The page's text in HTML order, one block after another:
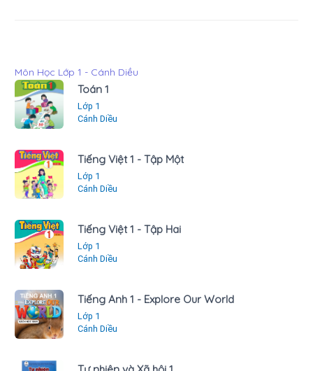
Môn Học Lớp 1 - Cánh Diều
Toán 1
Lớp 1
Cánh Diều
Tiếng Việt 1 - Tập Một
Lớp 1
Cánh Diều
Tiếng Việt 1 - Tập Hai
Lớp 1
Cánh Diều
Tiếng Anh 1 - Explore Our World
Lớp 1
Cánh Diều